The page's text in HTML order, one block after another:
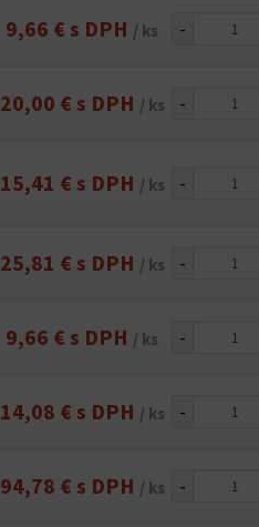
9,66 € s DPH / ks -
20,00 € s DPH / ks -
15,41 € s DPH / ks -
25,81 € s DPH / ks -
9,66 € s DPH / ks -
14,08 € s DPH / ks -
94,78 € s DPH / ks -